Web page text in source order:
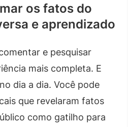
os fatos do
e aprendizado
e pesquisar
mais completa. E
dia a dia. Você pode
que revelaram fatos
como gatilho para